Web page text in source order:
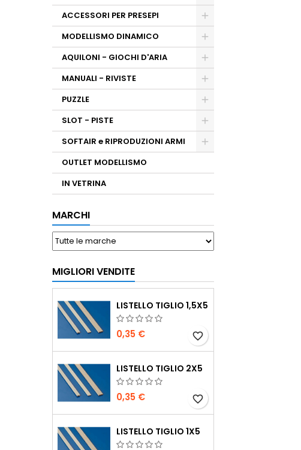
ACCESSORI PER PRESEPI
MODELLISMO DINAMICO
AQUILONI - GIOCHI D'ARIA
MANUALI - RIVISTE
PUZZLE
SLOT - PISTE
SOFTAIR e RIPRODUZIONI ARMI
OUTLET MODELLISMO
IN VETRINA
MARCHI
MIGLIORI VENDITE
LISTELLO TIGLIO 1,5X5
0,35 € favorite_border
LISTELLO TIGLIO 2X5
0,35 € favorite_border
LISTELLO TIGLIO 1X5